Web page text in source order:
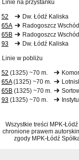
Linie na przystanku
52
Dw. Łódź Kaliska
65A
Radogoszcz Wschód
65B
Radogoszcz Wschód
93
Dw. Łódź Kaliska
Linie w pobliżu
52 (1325) ~70 m.
65A(1325) ~70 m.
65B (1325) ~70 m.
93 (1325) ~70 m.
Wszystkie treści MPK-
chronione prawem
zgody MPK-Łódź